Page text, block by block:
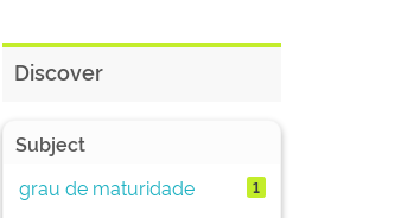
Discover
Subject
grau de maturidade
1